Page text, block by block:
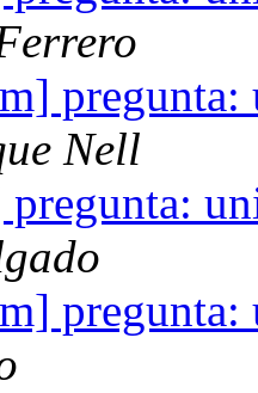
pregunta:
Nell
pregunta: